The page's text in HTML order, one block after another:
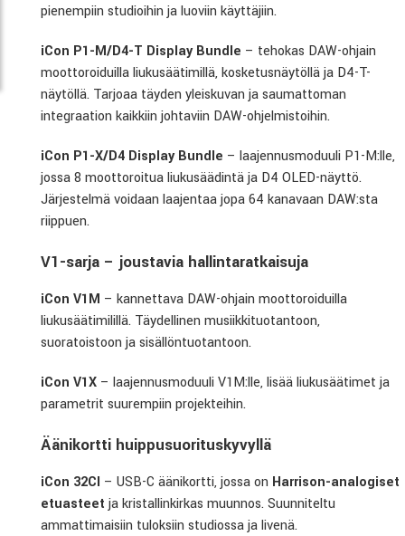
pienempiin studioihin ja luoviin käyttäjiin.
iCon P1-M/D4-T Display Bundle – tehokas DAW-ohjain
moottoroiduilla liukusäätimillä, kosketusnäytöllä ja D4-T-
näytöllä. Tarjoaa täyden yleiskuvan ja saumattoman
integraation kaikkiin johtaviin DAW-ohjelmistoihin.
iCon P1-X/D4 Display Bundle – laajennusmoduuli P1-M:lle,
jossa 8 moottoroitua liukusäädintä ja D4 OLED-näyttö.
Järjestelmä voidaan laajentaa jopa 64 kanavaan DAW:sta
riippuen.
V1-sarja – joustavia hallintaratkaisuja
iCon V1M – kannettava DAW-ohjain moottoroiduilla
liukusäätimilillä. Täydellinen musiikkituotantoon,
suoratoistoon ja sisällöntuotantoon.
iCon V1X – laajennusmoduuli V1M:lle, lisää liukusäätimet ja
parametrit suurempiin projekteihin.
Äänikortti huippusuorituskyvyllä
iCon 32CI – USB-C äänikortti, jossa on Harrison-analogiset
etuasteet ja kristallinkirkas muunnos. Suunniteltu
ammattimaisiin tuloksiin studiossa ja livenä.